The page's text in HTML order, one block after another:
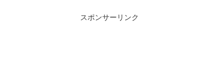
スポンサーリンク